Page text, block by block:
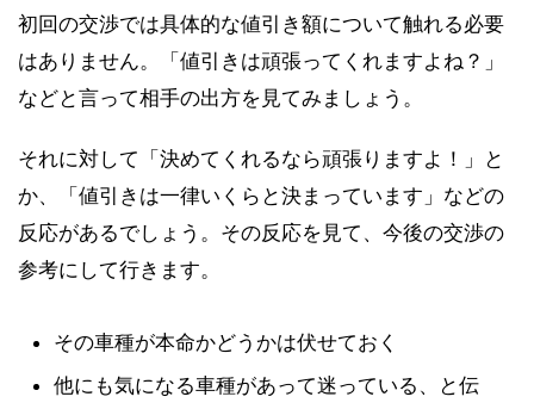
初回の交渉では具体的な値引き額について触れる必要
はありません。「値引きは頑張ってくれますよね？」
などと言って相手の出方を見てみましょう。
それに対して「決めてくれるなら頑張りますよ！」と
か、「値引きは一律いくらと決まっています」などの
反応があるでしょう。その反応を見て、今後の交渉の
参考にして行きます。
その車種が本命かどうかは伏せておく
他にも気になる車種があって迷っている、と伝